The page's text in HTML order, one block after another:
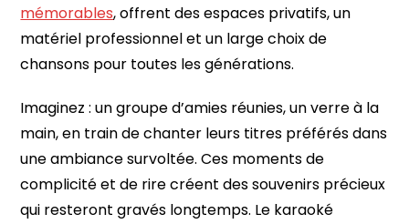
mémorables, offrent des espaces privatifs, un
matériel professionnel et un large choix de
chansons pour toutes les générations.
Imaginez : un groupe d’amies réunies, un verre à la
main, en train de chanter leurs titres préférés dans
une ambiance survoltée. Ces moments de
complicité et de rire créent des souvenirs précieux
qui resteront gravés longtemps. Le karaoké